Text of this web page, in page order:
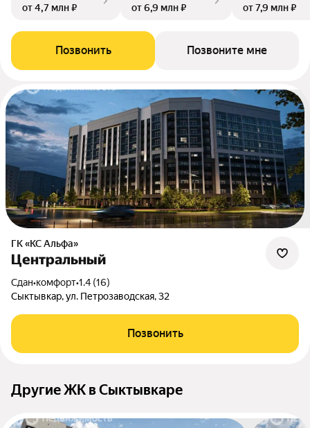
от 4,7 млн ₽
от 6,9 млн ₽
от 7,9 млн ₽
Позвонить Позвоните мне
ГК «КС Альфа»
Центральный
Сдан•комфорт•1.4 (16)
Сыктывкар, ул. Петрозаводская, 32
Позвонить
Другие ЖК в Сыктывкаре